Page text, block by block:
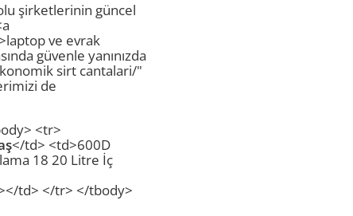
şirketlerinin güncel
ve evrak
güvenle yanınızda
sirt cantalari/"
de
<tr>
</td> <td>600D
18 20 Litre İç
td> </tr> </tbody>